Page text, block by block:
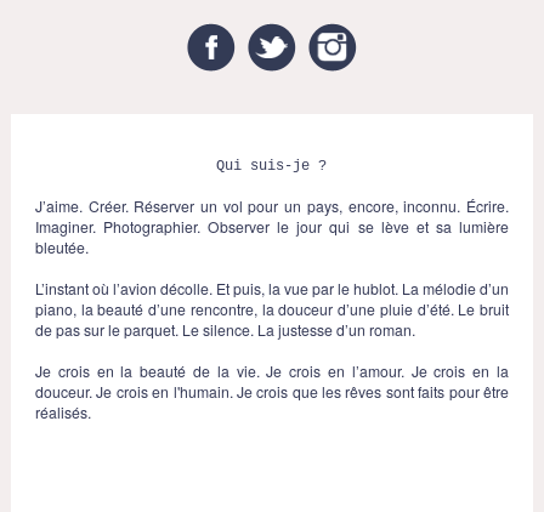
FacebookTwitter
Qui suis-je ?
J’aime. Créer. Réserver un vol pour un pays, encore, inconnu. Écrire.
Imaginer. Photographier. Observer le jour qui se lève et sa lumière
bleutée.
L’instant où l’avion décolle. Et puis, la vue par le hublot. La mélodie d’un
piano, la beauté d’une rencontre, la douceur d’une pluie d’été. Le bruit
de pas sur le parquet. Le silence. La justesse d’un roman.
Je crois en la beauté de la vie. Je crois en l’amour. Je crois en la
douceur. Je crois en l'humain. Je crois que les rêves sont faits pour être
réalisés.